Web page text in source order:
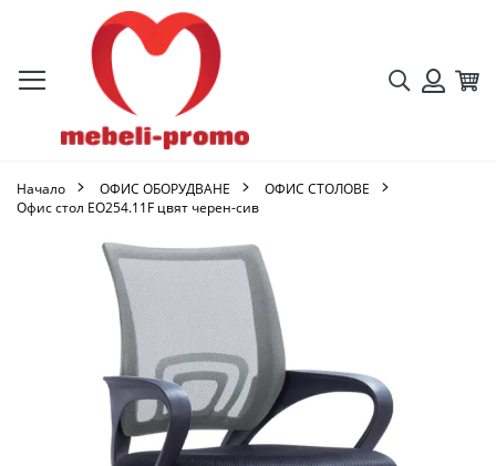
Търсене
Начало ОФИС ОБОРУДВАНЕ
ОФИС СТОЛОВЕ
Офис стол ΕΟ254.11F цвят черен-сив
изображенията